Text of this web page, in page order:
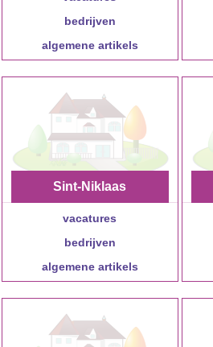
bedrijven
algemene artikels
Sint-Niklaas
vacatures
bedrijven
algemene artikels